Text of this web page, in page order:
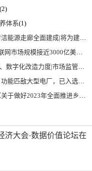
(2)
体系(1)
、保障国家能源安全、实现“双碳”目标提供有力支撑
工厂、智慧城市、智慧电网等将占60%以上
信息化部 关于促进企业计量能力提升的指导意见
型电厂，已入选国际典型案例
推进乡村振兴重点工作的意见》发布
济大会·数据价值论坛在